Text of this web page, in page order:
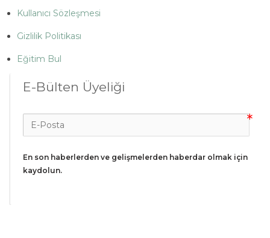
Kullanıcı Sözleşmesi
Gizlilik Politikası
Eğitim Bul
E-Bülten Üyeliği
En son haberlerden ve gelişmelerden haberdar olmak için
kaydolun.